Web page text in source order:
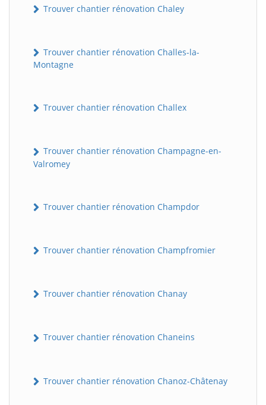
Trouver chantier rénovation Chaley
Trouver chantier rénovation Challes-la-
Montagne
Trouver chantier rénovation Challex
Trouver chantier rénovation Champagne-en-
Valromey
Trouver chantier rénovation Champdor
Trouver chantier rénovation Champfromier
Trouver chantier rénovation Chanay
Trouver chantier rénovation Chaneins
Trouver chantier rénovation Chanoz-Châtenay